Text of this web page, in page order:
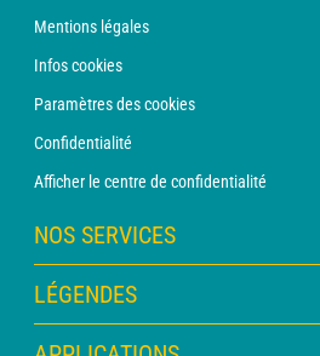
Mentions légales
Infos cookies
Paramètres des cookies
Confidentialité
Afficher le centre de confidentialité
NOS SERVICES
Abonnement METEO Xpert
Abonnement METEO PRO
LÉGENDES
Légende des cartes